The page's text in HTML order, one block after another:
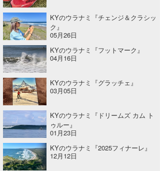
KYのウラナミ『チェンジ＆クラシッ
ク』
05月26日
KYのウラナミ『フットマーク』
04月16日
KYのウラナミ『グラッチェ』
03月05日
KYのウラナミ『ドリームズ カム ト
ゥルー』
01月23日
KYのウラナミ『2025フィナーレ』
12月12日